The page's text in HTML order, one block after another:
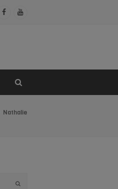
FacebookYoutube
Nathalie